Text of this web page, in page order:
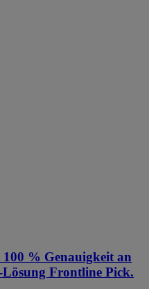
% Genauigkeit an
Frontline Pick.